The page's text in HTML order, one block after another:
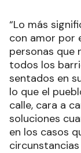
“Lo más
con amor por
personas que
todos los
sentados en
lo que el
calle, cara a
soluciones
en los casos
circunstancias